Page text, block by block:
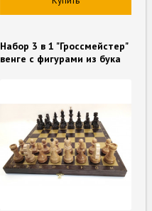
Набор 3 в 1 "Гроссмейстер"
венге с фигурами из бука